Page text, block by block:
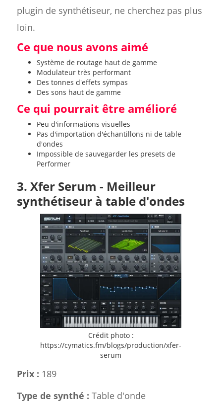
plugin de synthétiseur, ne cherchez pas plus
loin.
Ce que nous avons aimé
Système de routage haut de gamme
Modulateur très performant
Des tonnes d'effets sympas
Des sons haut de gamme
Ce qui pourrait être amélioré
Peu d'informations visuelles
Pas d'importation d'échantillons ni de table
d'ondes
Impossible de sauvegarder les presets de
Performer
3. Xfer Serum - Meilleur
synthétiseur à table d'ondes
Crédit photo :
https://cymatics.fm/blogs/production/xfer-
serum
Prix : 189
Type de synthé : Table d'onde